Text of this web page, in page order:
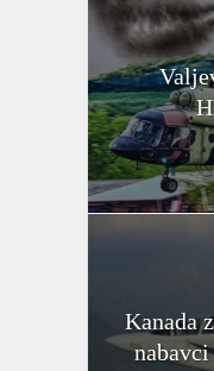
Kanada